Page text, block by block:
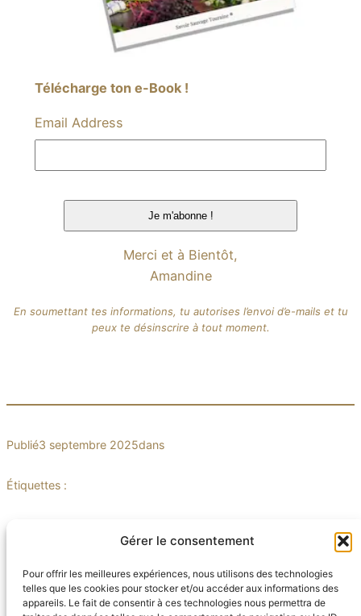
Gérer le consentement
Pour offrir les meilleures expériences, nous utilisons des technologies
telles que les cookies pour stocker et/ou accéder aux informations des
appareils. Le fait de consentir à ces technologies nous permettra de
Télécharge ton e-Book !
Email Address
Merci et à Bientôt,
Amandine
En soumettant tes informations, tu autorises l’envoi d’e-mails et tu
peux te désinscrire à tout moment.
Publié3 septembre 2025dans
Étiquettes :